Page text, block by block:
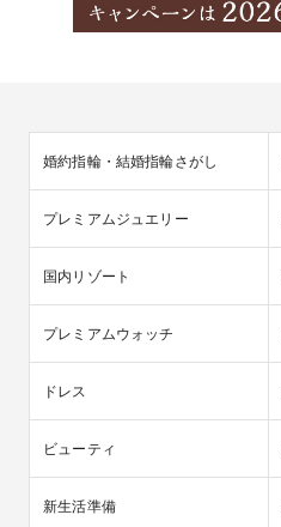
婚約指輪・結婚指輪さがし
プレミアムジュエリー
国内リゾート
プレミアムウォッチ
ドレス
ビューティ
新生活準備